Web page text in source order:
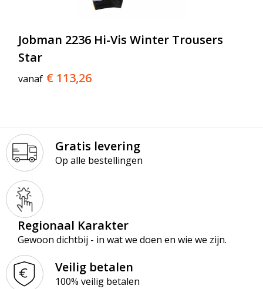
Jobman 2236 Hi-Vis Winter Trousers
Star
vanaf € 113,26
Gratis levering
Op alle bestellingen
Regionaal Karakter
Gewoon dichtbij - in wat we doen en wie we zijn.
Veilig betalen
100% veilig betalen